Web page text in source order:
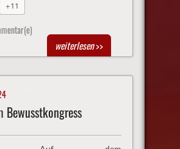
+11
weiterlesen>>
Bewusstkongress